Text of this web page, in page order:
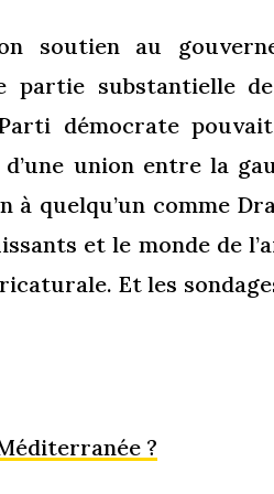
soutien au
partie substantielle
démocrate
union entre la
quelqu’un comme
et le monde de
Et les
?